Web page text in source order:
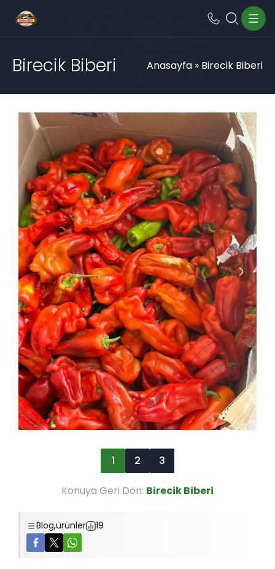
Birecik Biberi Anasayfa » Birecik Biberi
1 2 3
Konuya Geri Dön: Birecik Biberi
Blog,ürünler 19